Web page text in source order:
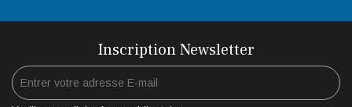
Inscription Newsletter